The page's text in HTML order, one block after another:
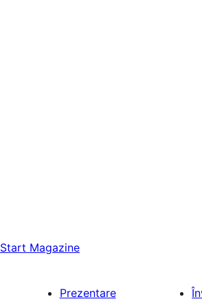
Start Magazine
Prezentare